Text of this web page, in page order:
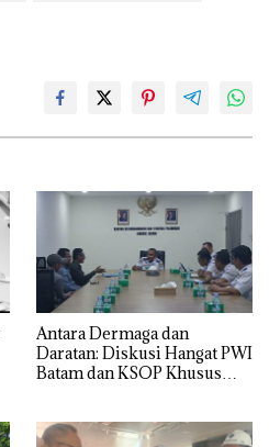
Antara Dermaga dan
Daratan: Diskusi Hangat PWI
Batam dan KSOP Khusus